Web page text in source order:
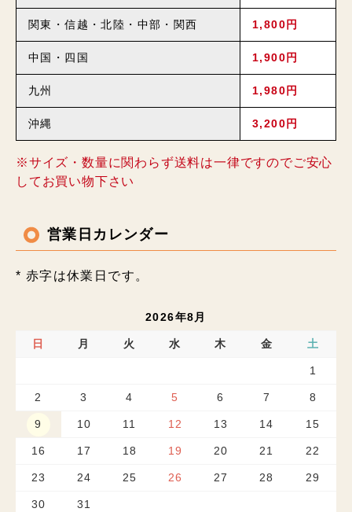
関東・信越・北陸・中部・関西 1,800円
中国・四国 1,900円
九州 1,980円
沖縄 3,200円
※サイズ・数量に関わらず送料は一律ですのでご安心
してお買い物下さい
営業日カレンダー
* 赤字は休業日です。
2026年8月
日 月 火 水 木 金 土
1
2 3 4 5 6 7 8
9 10 11 12 13 14 15
16 17 18 19 20 21 22
23 24 25 26 27 28 29
30 31